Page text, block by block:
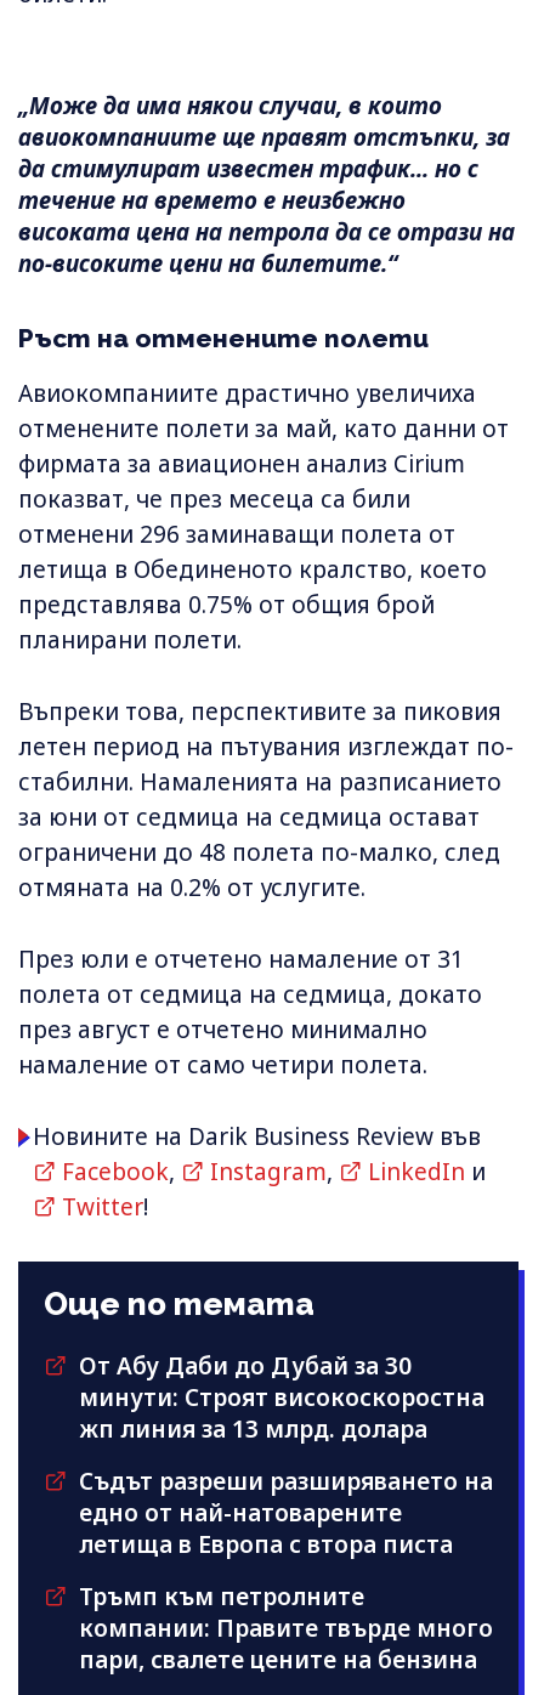
„Може да има някои случаи, в които
авиокомпаниите ще правят отстъпки, за
да стимулират известен трафик... но с
течение на времето е неизбежно
високата цена на петрола да се отрази на
по-високите цени на билетите.“
Ръст на отменените полети
Авиокомпаниите драстично увеличиха
отменените полети за май, като данни от
фирмата за авиационен анализ Cirium
показват, че през месеца са били
отменени 296 заминаващи полета от
летища в Обединеното кралство, което
представлява 0.75% от общия брой
планирани полети.
Въпреки това, перспективите за пиковия
летен период на пътувания изглеждат по-
стабилни. Намаленията на разписанието
за юни от седмица на седмица остават
ограничени до 48 полета по-малко, след
отмяната на 0.2% от услугите.
През юли е отчетено намаление от 31
полета от седмица на седмица, докато
през август е отчетено минимално
намаление от само четири полета.
Новините на Darik Business Review във
Facebook, Instagram, LinkedIn и
Twitter!
Още по темата
От Абу Даби до Дубай за 30
минути: Строят високоскоростна
жп линия за 13 млрд. долара
Съдът разреши разширяването на
едно от най-натоварените
летища в Европа с втора писта
Тръмп към петролните
компании: Правите твърде много
пари, свалете цените на бензина